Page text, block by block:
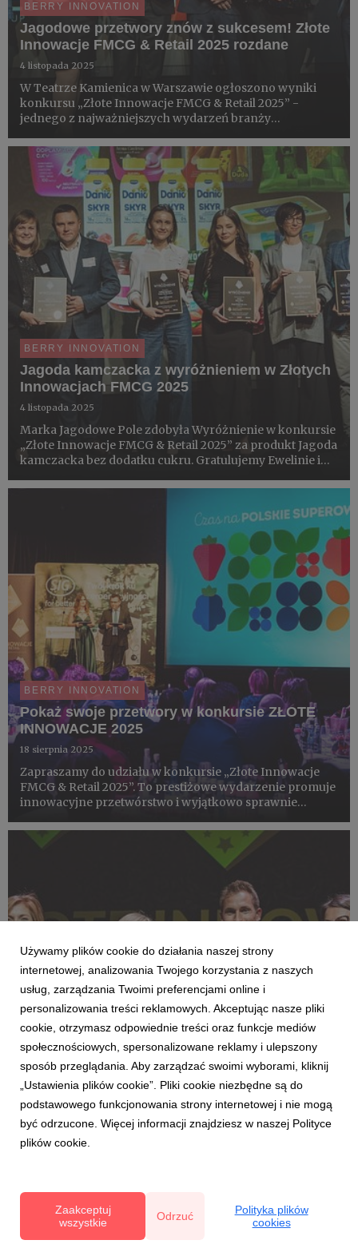
BERRY INNOVATION
Jagodowe przetwory znów z sukcesem! Złote
Innowacje FMCG & Retail 2025 rozdane
4 listopada 2025
W Teatrze Kamienica w Warszawie ogłoszono wyniki
konkursu „Złote Innowacje FMCG & Retail 2025” -
jednego z najważniejszych wydarzeń branży
tegorocznej edycji polskie przetwory z owoców
jagodowych zdobyły Złoto i dwa Wyróżn...
BERRY INNOVATION
Jagoda kamczacka z wyróżnieniem w Złotych
Innowacjach FMCG 2025
4 listopada 2025
Marka Jagodowe Pole zdobyła Wyróżnienie w konkursie
„Złote Innowacje FMCG & Retail 2025” za produkt Jagoda
kamczacka bez dodatku cukru. Gratulujemy Ewelinie i
jagody kamczackiej, samozbiorów i produktów
BERRY INNOVATION
Pokaż swoje przetwory w konkursie ZŁOTE
INNOWACJE 2025
18 sierpnia 2025
Zapraszamy do udziału w konkursie „Złote Innowacje
FMCG & Retail 2025”. To prestiżowe wydarzenie promuje
innowacyjne przetwórstwo i wyjątkowo sprawnie
zdobyła 3 statuetki i 6 wyróżnień.
BERRY INNOVATION
Innowacyjne dżem, syrop, lody i wino! - wielki
sukces przetwórstwa polskich superowoców
3 listopada 2024
„Złote Innowacje FMCG & Retail” to konkurs
konsumencki, którego celem jest wyróżnienie
produktów innowacyjnych. W tegorocznej edycji
Teatrze Kamienica w Warszawie. Przetwórc...
Używamy plików cookie do działania naszej strony
internetowej, analizowania Twojego korzystania z naszych
usług, zarządzania Twoimi preferencjami online i
personalizowania treści reklamowych. Akceptując nasze pliki
cookie, otrzymasz odpowiednie treści oraz funkcje mediów
społecznościowych, spersonalizowane reklamy i ulepszony
sposób przeglądania. Aby zarządzać swoimi wyborami, kliknij
„Ustawienia plików cookie”. Pliki cookie niezbędne są do
podstawowego funkcjonowania strony internetowej i nie mogą
być odrzucone. Więcej informacji znajdziesz w naszej Polityce
plików cookie.
Zaakceptuj
wszystkie
Odrzuć
Polityka plików
cookies